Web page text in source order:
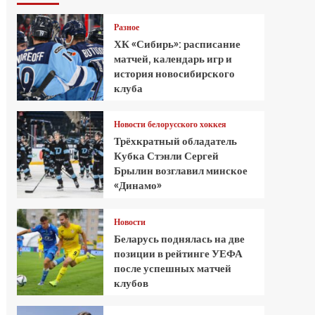
Разное
ХК «Сибирь»: расписание
матчей, календарь игр и
история новосибирского
клуба
Новости белорусского хоккея
Трёхкратный обладатель
Кубка Стэнли Сергей
Брылин возглавил минское
«Динамо»
Новости
Беларусь поднялась на две
позиции в рейтинге УЕФА
после успешных матчей
клубов